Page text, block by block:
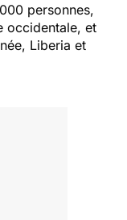
personnes,
occidentale, et
Liberia et